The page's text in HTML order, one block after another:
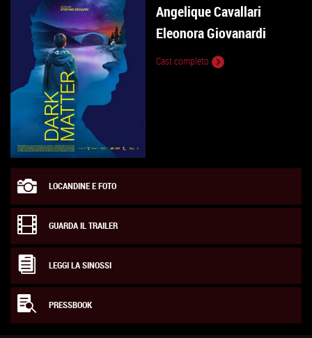
Angelique Cavallari
Eleonora Giovanardi
Cast completo
LOCANDINE E FOTO
GUARDA IL TRAILER
LEGGI LA SINOSSI
PRESSBOOK